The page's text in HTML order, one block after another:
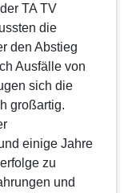
TA TV
die
den Abstieg
Ausfälle von
sich die
großartig.
einige Jahre
zu
und